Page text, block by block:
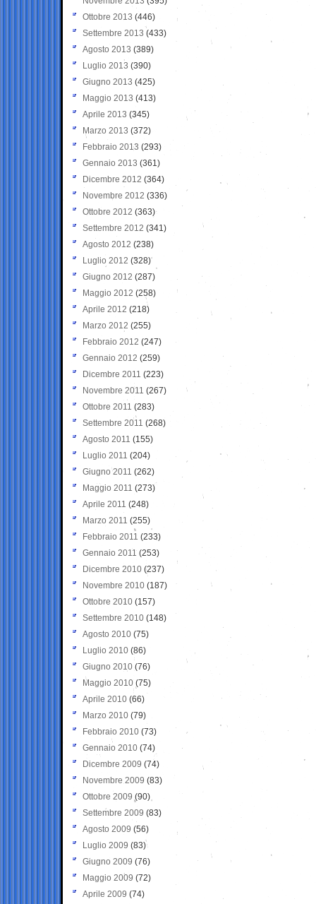
Ottobre 2013 (446)
Settembre 2013 (433)
Agosto 2013 (389)
Luglio 2013 (390)
Giugno 2013 (425)
Maggio 2013 (413)
Aprile 2013 (345)
Marzo 2013 (372)
Febbraio 2013 (293)
Gennaio 2013 (361)
Dicembre 2012 (364)
Novembre 2012 (336)
Ottobre 2012 (363)
Settembre 2012 (341)
Agosto 2012 (238)
Luglio 2012 (328)
Giugno 2012 (287)
Maggio 2012 (258)
Aprile 2012 (218)
Marzo 2012 (255)
Febbraio 2012 (247)
Gennaio 2012 (259)
Dicembre 2011 (223)
Novembre 2011 (267)
Ottobre 2011 (283)
Settembre 2011 (268)
Agosto 2011 (155)
Luglio 2011 (204)
Giugno 2011 (262)
Maggio 2011 (273)
Aprile 2011 (248)
Marzo 2011 (255)
Febbraio 2011 (233)
Gennaio 2011 (253)
Dicembre 2010 (237)
Novembre 2010 (187)
Ottobre 2010 (157)
Settembre 2010 (148)
Agosto 2010 (75)
Luglio 2010 (86)
Giugno 2010 (76)
Maggio 2010 (75)
Aprile 2010 (66)
Marzo 2010 (79)
Febbraio 2010 (73)
Gennaio 2010 (74)
Dicembre 2009 (74)
Novembre 2009 (83)
Ottobre 2009 (90)
Settembre 2009 (83)
Agosto 2009 (56)
Luglio 2009 (83)
Giugno 2009 (76)
Maggio 2009 (72)
Aprile 2009 (74)